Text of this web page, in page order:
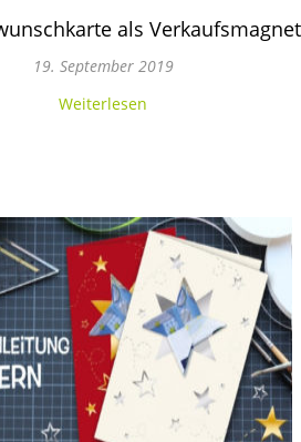
als Verkaufsmagnet
19. September 2019
Weiterlesen